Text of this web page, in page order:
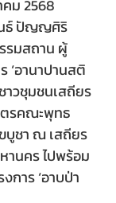
ม 2568
ธ์ ปัญญศิริ
รมสถาน ผู้
‘อานาปานสติ
าวชุมชนเสถียร
รคณะพุทธ
บูชา ณ เสถียร
านคร ไปพร้อม
การ ‘อาบป่า